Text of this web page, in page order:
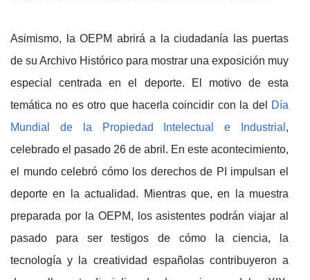
Asimismo, la OEPM abrirá a la ciudadanía las puertas
de su Archivo Histórico para mostrar una exposición muy
especial centrada en el deporte. El motivo de esta
temática no es otro que hacerla coincidir con la del
Día
Mundial de la Propiedad Intelectual e Industrial ,
celebrado el pasado 26 de abril. En este acontecimiento,
el mundo celebró cómo los derechos de PI impulsan el
deporte en la actualidad. Mientras que, en la muestra
preparada por la OEPM, los asistentes podrán viajar al
pasado para ser testigos de cómo la ciencia, la
tecnología y la creatividad españolas contribuyeron a